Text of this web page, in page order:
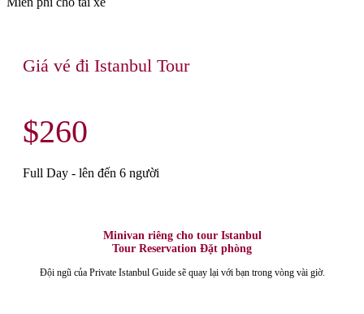
Giá vé đi Istanbul Tour
$260
Full Day - lên đến 6 người
Minivan riêng cho tour Istanbul
Tour Reservation Đặt phòng
Đội ngũ của Private Istanbul Guide sẽ quay lại với bạn trong vòng vài giờ.